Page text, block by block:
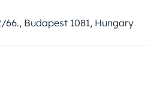
Budapest 1081, Hungary